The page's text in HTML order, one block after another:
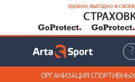
ОРГАНИЗАЦИЯ